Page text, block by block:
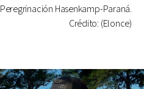
Peregrinación Hasenkamp-Paraná.
Crédito: (Elonce)